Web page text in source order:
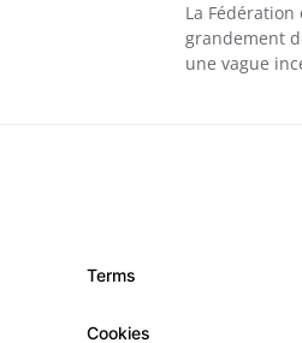
La Fédération
grandement
une vague
Terms
Cookies